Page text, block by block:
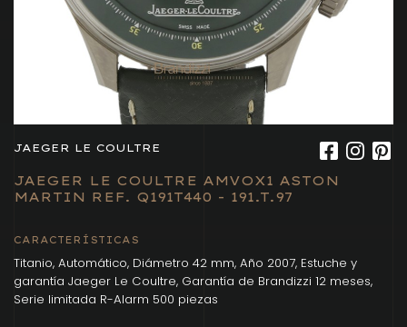
JAEGER LE COULTRE
JAEGER LE COULTRE AMVOX1 ASTON
MARTIN REF. Q191T440 - 191.T.97
CARACTERÍSTICAS
Titanio, Automático, Diámetro 42 mm, Año 2007, Estuche y
garantía Jaeger Le Coultre, Garantía de Brandizzi 12 meses,
Serie limitada R-Alarm 500 piezas